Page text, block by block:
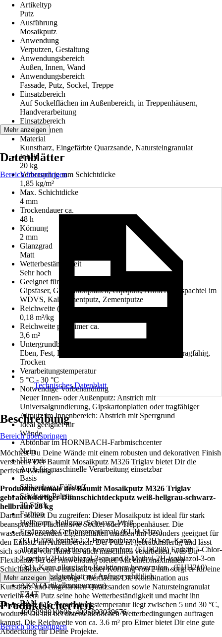
Artikeltyp
Putz
Ausführung
Mosaikputz
Anwendung
Verputzen, Gestaltung
Anwendungsbereich
Außen, Innen, Wand
Anwendungsbereich
Fassade, Putz, Sockel, Treppe
Einsatzbereich
Auf Sockelflächen im Außenbereich, in Treppenhäusern,
Handverarbeitung
Einsatzbereich
Außen, Innen
Material
Kunstharz, Eingefärbte Quarzsande, Natursteingranulat
Inhalt
20 kg
Verbrauch je mm Schichtdicke
1,85 kg/m²
Max. Schichtdicke
4 mm
Trockendauer ca.
48 h
Körnung
2 mm
Glanzgrad
Matt
Wetterbeständigkeit
Sehr hoch
Geeignet für Untergrund
Gipsfaser, Gipskartonplatten, Gipsputz, Armierungsspachtel im
WDVS, Kalkzementputz, Zementputze
Reichweite (ca.)
0,18 m²/kg
Reichweite pro Eimer ca.
3,6 m²
Untergrundbeschaffenheit
Eben, Fest, Frei von haftungsmindernden Stoffen, Tragfähig,
Trocken
Verarbeitungstemperatur
5 °C - 30 °C
Notwendige Vorbehandlung
Neuer Innen- oder Außenputz: Anstrich mit
Universalgrundierung, Gipskartonplatten oder tragfähiger
Altputz im Innenbereich: Abstrich mit Sperrgrund
Ideal geeignet für
Wände
Abtönbar im HORNBACH-Farbmischcenter
Nein
Hinweis
Auch für maschinelle Verarbeitung einsetzbar
Basis
Silikonharz, Füllstoff
Stück pro Palette
30 Stück
Farbton
Hellbraun, Hellgrau, Schwarz, Weiß
Ergänzende Gefahrenmerkmale (EUH-Sätze)
(EUH208) Enthält 1,2-Benzisothiazol-3(2H)-on. Kann
allergische Reaktionen hervorrufen., (EUH208) Enthält 5-Chlor-
2-methyl-2H-isothiazol-3-on und 2-Methyl-2H-isothiazol-3-on
(3:1). Kann allergische Reaktionen hervorrufen., (EUH210)
Sicherheitsdatenblatt auf Anfrage erhältlich.
AKN (Artikelkurznummer)
EZ4T
EAN
4005893010606, 4005893039676
Mehr anzeigen
Datenblätter
Bereich überspringen
Technisches Datenblatt
Beschreibung
Bereich überspringen
Möchtest Du Deine Wände mit einem robusten und dekorativen Finish
versehen? Der Baumit Mosaikputz M326 Triglav bietet Dir die
perfekte Lösung.
Produktmerkmale des Baumit Mosaikputz M326 Triglav
gebrauchsfertiger Dünnschichtdeckputz weiß-hellgrau-schwarz-
hellbraun 20 kg
Darum solltest Du zugreifen: Dieser Mosaikputz ist ideal für stark
beanspruchte Flächen wie Sockel oder Treppenhäuser. Die
wasserabweisenden Eigenschaften machen ihn besonders geeignet für
den Einsatz im Außenbereich. Der Putz ist gebrauchsfertig und lässt
sich sowohl von Hand als auch maschinell verarbeiten, was Dir
Flexibilität bei der Anwendung bietet. Mit einer maximalen
Schichtdicke von 4 mm und einer Körnung von 2 mm sorgt er für eine
dekorative und langlebige Oberfläche. Die Kombination aus
Kunstharz und eingefärbten Quarzsanden sowie Natursteingranulat
verleiht dem Putz seine hohe Wetterbeständigkeit und macht ihn
abwaschbar. Die Verarbeitungstemperatur liegt zwischen 5 und 30 °C,
wodurch Du ihn bei unterschiedlichen Wetterbedingungen auftragen
kannst. Die Reichweite von ca. 3.6 m² pro Eimer bietet Dir eine gute
Abdeckung für Deine Projekte.
Mehr anzeigen
Produktsicherheit
Bereich überspringen